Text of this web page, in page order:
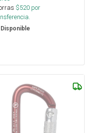
$520 por
Disponible